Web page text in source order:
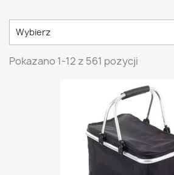
Wybierz
Pokazano 1-12 z 561 pozycji